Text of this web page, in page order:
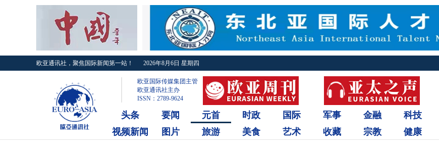
欧亚通讯社，聚焦国际新闻第一站！ 2026年8月6日 星期四
欧亚国际传媒集团主管
欧亚通讯社主办
ISSN：2789-9624
头条 要闻 元首 时政 国际 军事 金融 科技
视频新闻
图片 旅游 美食 艺术 收藏 宗教 健康